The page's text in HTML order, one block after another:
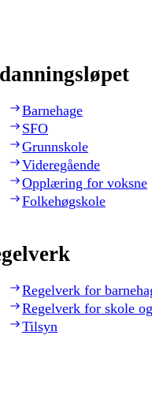
Barnehage
SFO
Grunnskole
Videregående
Opplæring for voksne
Folkehøgskole
Regelverk for
Regelverk for skole
Tilsyn